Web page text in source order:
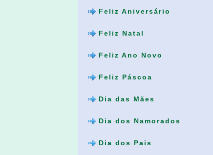
Feliz Aniversário
Feliz Natal
Feliz Ano Novo
Feliz Páscoa
Dia das Mães
Dia dos Namorados
Dia dos Pais